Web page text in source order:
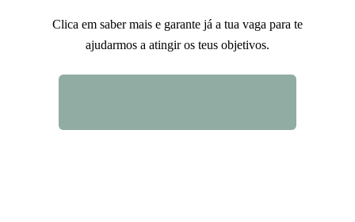
Clica em saber mais e garante já a tua vaga para te
ajudarmos a atingir os teus objetivos.